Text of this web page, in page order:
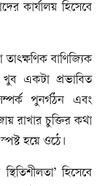
কার্যালয় হিসেবে
বাণিজ্যিক
একটা প্রভাবিত
পুনর্গঠন এবং
রাখার চুক্তির কথা
হয়ে ওঠে।
হিসেবে